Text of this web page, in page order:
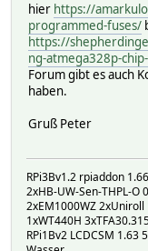
hier https://
programmed-fuses/
https://
ng-atmega328p-
Forum gibt es auch
haben.
Gruß Peter
RPi3Bv1.2 rpiaddon
2xHB-UW-Sen-THPL-O
2xEM1000WZ 2xUniroll
1xWT440H
RPi1Bv2 LCDCSM 1.63